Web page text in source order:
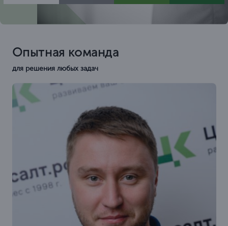
Опытная команда
для решения любых задач